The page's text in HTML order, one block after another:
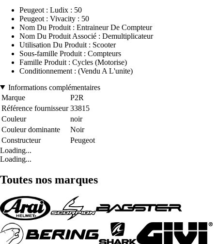
Peugeot : Ludix : 50
Peugeot : Vivacity : 50
Nom Du Produit : Entraineur De Compteur
Nom Du Produit Associé : Demultiplicateur
Utilisation Du Produit : Scooter
Sous-famille Produit : Compteurs
Famille Produit : Cycles (Motorise)
Conditionnement : (Vendu A L'unite)
Informations complémentaires
Marque
P2R
Référence fournisseur 33815
Couleur
noir
Couleur dominante
Noir
Constructeur
Peugeot
Loading...
Loading...
Toutes nos marques